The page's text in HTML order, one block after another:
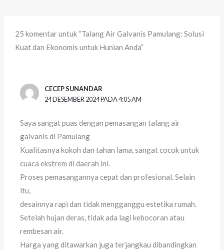
25 komentar untuk “Talang Air Galvanis Pamulang: Solusi
Kuat dan Ekonomis untuk Hunian Anda”
CECEP SUNANDAR
24 DESEMBER 2024 PADA 4:05 AM
Saya sangat puas dengan pemasangan talang air
galvanis di Pamulang
Kualitasnya kokoh dan tahan lama, sangat cocok untuk
cuaca ekstrem di daerah ini.
Proses pemasangannya cepat dan profesional. Selain
itu,
desainnya rapi dan tidak mengganggu estetika rumah.
Setelah hujan deras, tidak ada lagi kebocoran atau
rembesan air.
Harga yang ditawarkan juga terjangkau dibandingkan